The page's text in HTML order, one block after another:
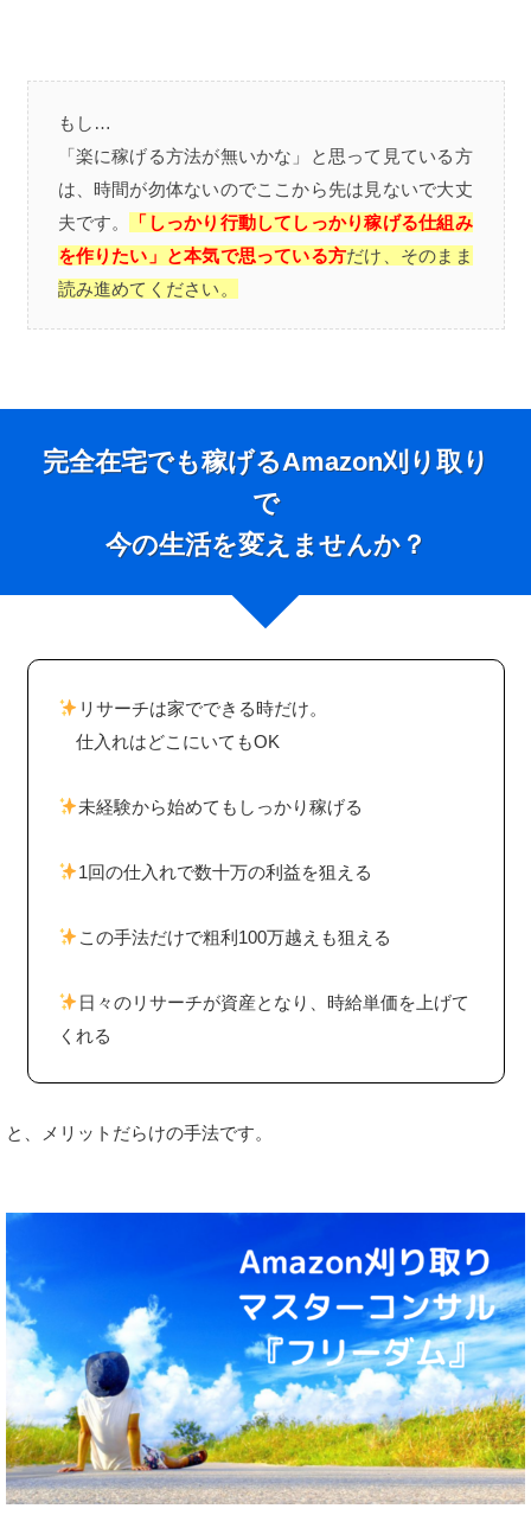
もし…
「楽に稼げる方法が無いかな」と思って見ている方
は、時間が勿体ないのでここから先は見ないで大丈
夫です。
「しっかり行動してしっかり稼げる仕組み
を作りたい」と本気で思っている方だけ、そのまま
読み進めてください。
完全在宅でも稼げるAmazon刈り取り
で
今の生活を変えませんか？
リサーチは家でできる時だけ。
仕入れはどこにいてもOK
未経験から始めてもしっかり稼げる
1回の仕入れで数十万の利益を狙える
この手法だけで粗利100万越えも狙える
日々のリサーチが資産となり、時給単価を上げて
くれる
と、メリットだらけの手法です。